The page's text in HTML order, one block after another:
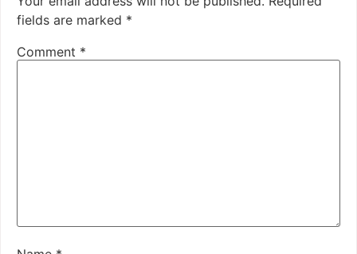
fields are marked *
Comment *